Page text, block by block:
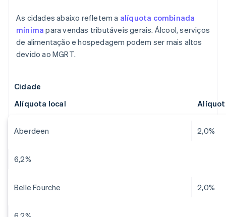
As cidades abaixo refletem a alíquota combinada
mínima para vendas tributáveis gerais. Álcool, serviços
de alimentação e hospedagem podem ser mais altos
devido ao MGRT.
Cidade
Alíquota local
Aberdeen 2,0%
6,2%
Belle Fourche 2,0%